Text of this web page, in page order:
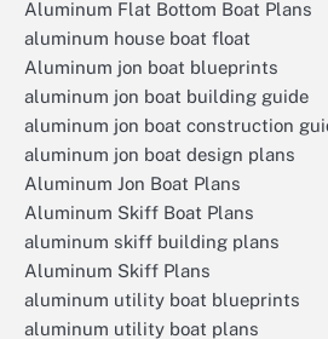
Aluminum Flat Bottom Boat Plans
aluminum house boat float
Aluminum jon boat blueprints
aluminum jon boat building guide
aluminum jon boat construction
aluminum jon boat design plans
Aluminum Jon Boat Plans
Aluminum Skiff Boat Plans
aluminum skiff building plans
Aluminum Skiff Plans
aluminum utility boat blueprints
aluminum utility boat plans